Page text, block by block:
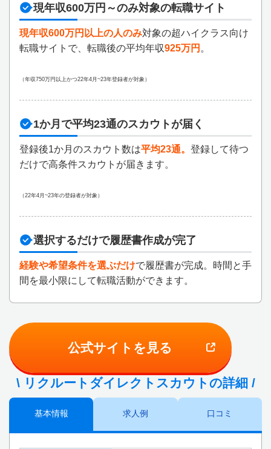
現年収600万円～のみ対象の転職サイト
現年収600万円以上の人のみ対象の超ハイクラス向け
転職サイトで、転職後の平均年収925万円 。
（年収750万円以上かつ22年4月~23年登録者が対象）
1か月で平均23通のスカウトが届く
登録後1か月のスカウト数は平均23通。 登録して待つ
だけで高条件スカウトが届きます。
（22年4月~23年の登録者が対象）
選択するだけで履歴書作成が完了
経験や希望条件を選ぶだけで履歴書が完成。時間と手
間を最小限にして転職活動ができます。
公式サイトを見る
\ リクルートダイレクトスカウトの詳細 /
基本情報 求人例 口コミ